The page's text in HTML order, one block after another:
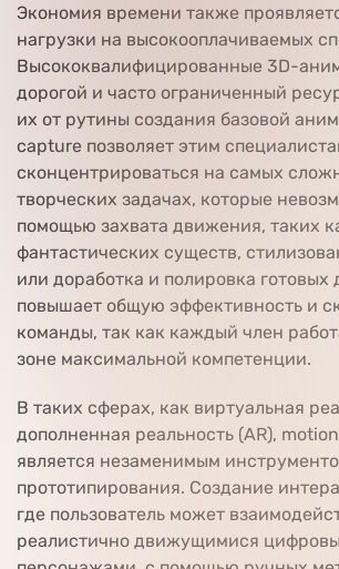
Экономия времени также
нагрузки на высокооплачиваемых
Высококвалифицированные 3D-
дорогой и часто ограниченный
их от рутины создания базовой
capture позволяет этим
сконцентрироваться на самых
творческих задачах, которые
помощью захвата движения, таких
фантастических существ,
или доработка и полировка готовых
повышает общую эффективность и
команды, так как каждый член
зоне максимальной компетенции.
В таких сферах, как виртуальная
дополненная реальность (AR),
является незаменимым
прототипирования. Создание
где пользователь может
реалистично движущимися